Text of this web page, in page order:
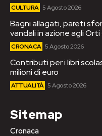
CULTURA 5 Agosto 2026
Bagni allagati, pareti
vandali in azione agli
CRONACA 5 Agosto 2026
Contributi per i libri
milioni di euro
ATTUALITÀ 5 Agosto 2026
Sitemap
Cronaca